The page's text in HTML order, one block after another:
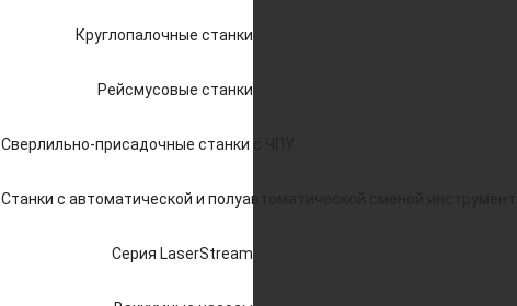
Круглопалочные станки
Рейсмусовые станки
Сверлильно-присадочные станки с ЧПУ
Станки с автоматической и полуавтоматической сменой инструмента
Серия LaserStream